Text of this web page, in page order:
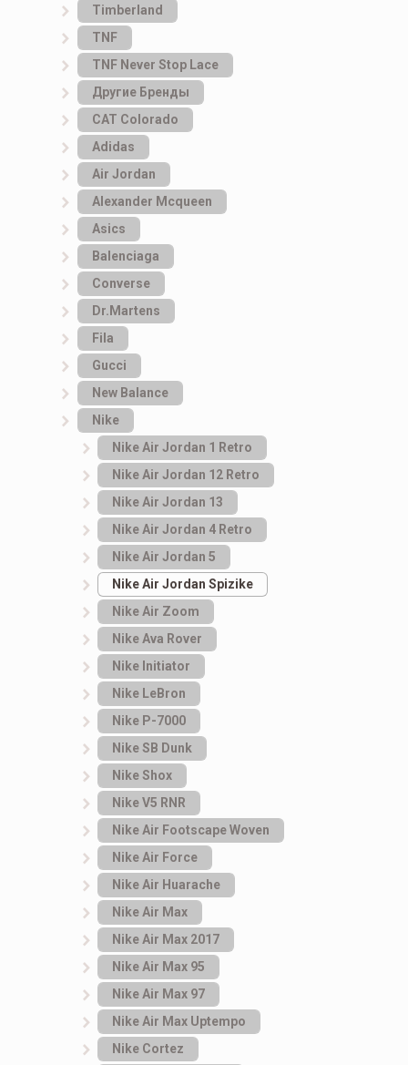
Timberland
TNF
TNF Never Stop Lace
Другие Бренды
САТ Colorado
Adidas
Air Jordan
Alexander Mcqueen
Asics
Balenciaga
Converse
Dr.Martens
Fila
Gucci
New Balance
Nike
Nike Air Jordan 1 Retro
Nike Air Jordan 12 Retro
Nike Air Jordan 13
Nike Air Jordan 4 Retro
Nike Air Jordan 5
Nike Air Jordan Spizike
Nike Air Zoom
Nike Ava Rover
Nike Initiator
Nike LeBron
Nike P-7000
Nike SB Dunk
Nike Shox
Nike V5 RNR
Nike Air Footscape Woven
Nike Air Force
Nike Air Huarache
Nike Air Max
Nike Air Max 2017
Nike Air Max 95
Nike Air Max 97
Nike Air Max Uptempo
Nike Cortez